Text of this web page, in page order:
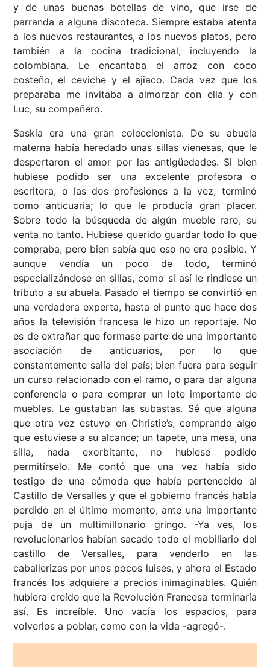
y de unas buenas botellas de vino, que irse de
parranda a alguna discoteca. Siempre estaba atenta
a los nuevos restaurantes, a los nuevos platos, pero
también a la cocina tradicional; incluyendo la
colombiana. Le encantaba el arroz con coco
costeño, el ceviche y el ajiaco. Cada vez que los
preparaba me invitaba a almorzar con ella y con
Luc, su compañero.
Saskia era una gran coleccionista. De su abuela
materna había heredado unas sillas vienesas, que le
despertaron el amor por las antigüedades. Si bien
hubiese podido ser una excelente profesora o
escritora, o las dos profesiones a la vez, terminó
como anticuaria; lo que le producía gran placer.
Sobre todo la búsqueda de algún mueble raro, su
venta no tanto. Hubiese querido guardar todo lo que
compraba, pero bien sabía que eso no era posible. Y
aunque vendía un poco de todo, terminó
especializándose en sillas, como si así le rindiese un
tributo a su abuela. Pasado el tiempo se convirtió en
una verdadera experta, hasta el punto que hace dos
años la televisión francesa le hizo un reportaje. No
es de extrañar que formase parte de una importante
asociación de anticuarios, por lo que
constantemente salía del país; bien fuera para seguir
un curso relacionado con el ramo, o para dar alguna
conferencia o para comprar un lote importante de
muebles. Le gustaban las subastas. Sé que alguna
que otra vez estuvo en Christie’s, comprando algo
que estuviese a su alcance; un tapete, una mesa, una
silla, nada exorbitante, no hubiese podido
permitírselo. Me contó que una vez había sido
testigo de una cómoda que había pertenecido al
Castillo de Versalles y que el gobierno francés había
perdido en el último momento, ante una importante
puja de un multimillonario gringo. -Ya ves, los
revolucionarios habían sacado todo el mobiliario del
castillo de Versalles, para venderlo en las
caballerizas por unos pocos luises, y ahora el Estado
francés los adquiere a precios inimaginables. Quién
hubiera creído que la Revolución Francesa terminaría
así. Es increíble. Uno vacía los espacios, para
volverlos a poblar, como con la vida -agregó-.